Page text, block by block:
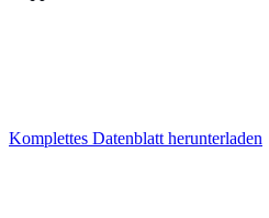
Komplettes Datenblatt herunterladen